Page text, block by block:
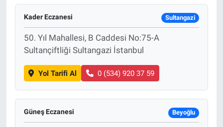
Kader Eczanesi Sultangazi
50. Yıl Mahallesi, B Caddesi No:75-A
Sultançiftliği Sultangazi İstanbul
Yol Tarifi Al 0 (534) 920 37 59
Güneş Eczanesi Beyoğlu